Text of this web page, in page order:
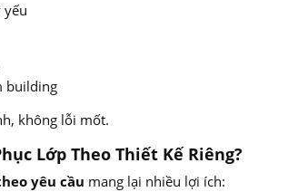
yếu
building
không lỗi mốt.
Lớp Theo Thiết Kế Riêng?
yêu cầu mang lại nhiều lợi ích: